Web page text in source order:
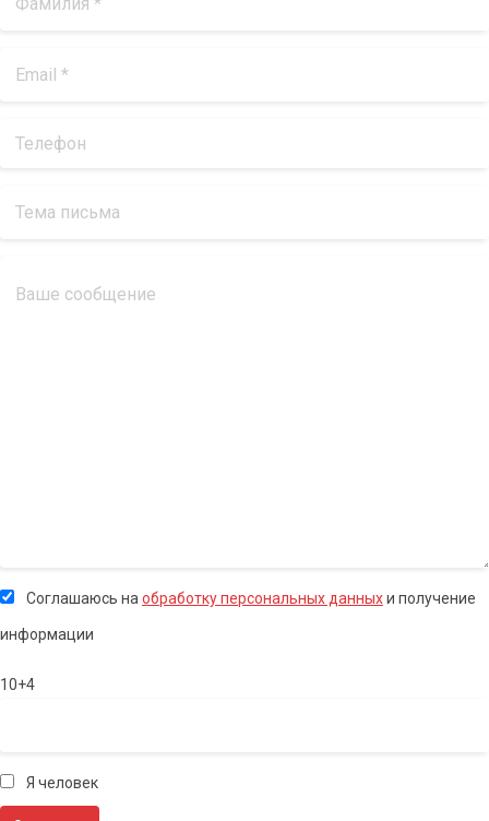
Соглашаюсь на обработку персональных данныхи получение
информации
10+4
Я человек